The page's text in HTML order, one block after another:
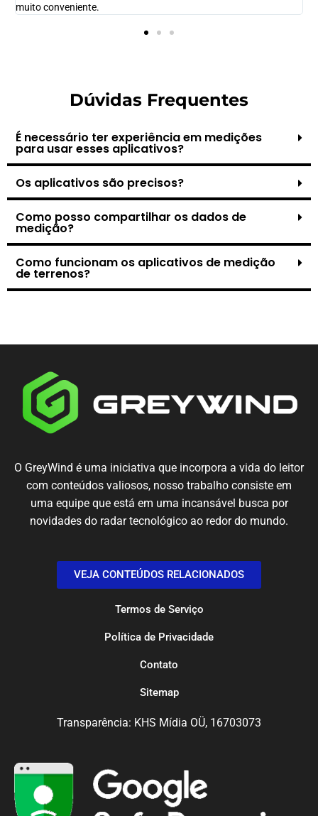
muito conveniente.
Dúvidas Frequentes
É necessário ter experiência em medições
para usar esses aplicativos?
Os aplicativos são precisos?
Como posso compartilhar os dados de
medição?
Como funcionam os aplicativos de medição
de terrenos?
O GreyWind é uma iniciativa que incorpora a vida do leitor
com conteúdos valiosos, nosso trabalho consiste em
uma equipe que está em uma incansável busca por
novidades do radar tecnológico ao redor do mundo.
VEJA CONTEÚDOS RELACIONADOS
Termos de Serviço
Política de Privacidade
Contato
Sitemap
Transparência: KHS Mídia OÜ, 16703073